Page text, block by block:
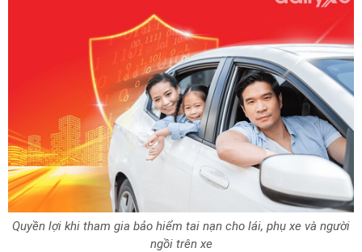
Quyền lợi khi tham gia bảo hiểm tai nạn cho lái, phụ xe và người
ngồi trên xe